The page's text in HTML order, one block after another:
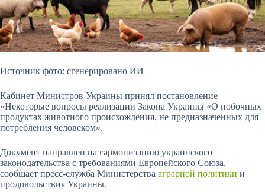
Источник фото: сгенерировано ИИ
Кабинет Министров Украины принял постановление
«Некоторые вопросы реализации Закона Украины «О побочных
продуктах животного происхождения, не предназначенных для
потребления человеком».
Документ направлен на гармонизацию украинского
законодательства с требованиями Европейского Союза,
сообщает пресс-служба Министерства аграрной политики и
продовольствия Украины.